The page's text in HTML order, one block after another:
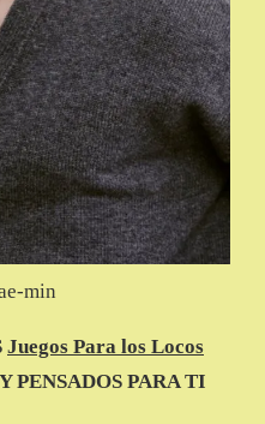
min
Juegos Para los Locos
PENSADOS PARA TI